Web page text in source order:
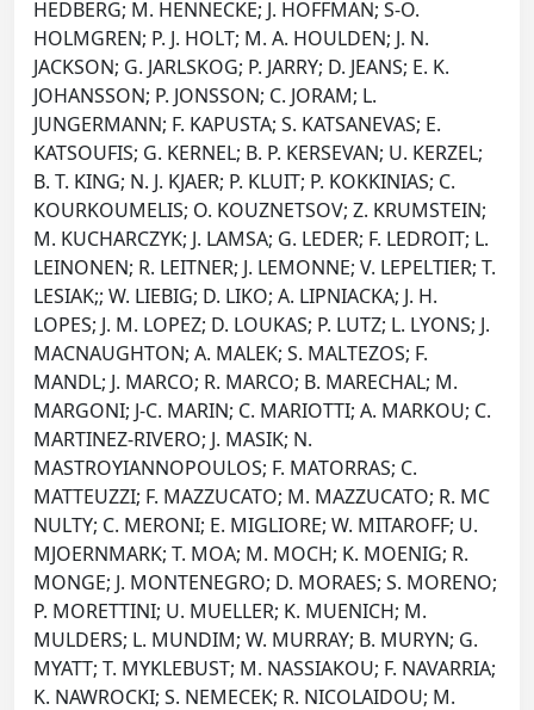
HEDBERG; M. HENNECKE; J. HOFFMAN; S-O.
HOLMGREN; P. J. HOLT; M. A. HOULDEN; J. N.
JACKSON; G. JARLSKOG; P. JARRY; D. JEANS; E. K.
JOHANSSON; P. JONSSON; C. JORAM; L.
JUNGERMANN; F. KAPUSTA; S. KATSANEVAS; E.
KATSOUFIS; G. KERNEL; B. P. KERSEVAN; U. KERZEL;
B. T. KING; N. J. KJAER; P. KLUIT; P. KOKKINIAS; C.
KOURKOUMELIS; O. KOUZNETSOV; Z. KRUMSTEIN;
M. KUCHARCZYK; J. LAMSA; G. LEDER; F. LEDROIT; L.
LEINONEN; R. LEITNER; J. LEMONNE; V. LEPELTIER; T.
LESIAK;; W. LIEBIG; D. LIKO; A. LIPNIACKA; J. H.
LOPES; J. M. LOPEZ; D. LOUKAS; P. LUTZ; L. LYONS; J.
MACNAUGHTON; A. MALEK; S. MALTEZOS; F.
MANDL; J. MARCO; R. MARCO; B. MARECHAL; M.
MARGONI; J-C. MARIN; C. MARIOTTI; A. MARKOU; C.
MARTINEZ-RIVERO; J. MASIK; N.
MASTROYIANNOPOULOS; F. MATORRAS; C.
MATTEUZZI; F. MAZZUCATO; M. MAZZUCATO; R. MC
NULTY; C. MERONI; E. MIGLIORE; W. MITAROFF; U.
MJOERNMARK; T. MOA; M. MOCH; K. MOENIG; R.
MONGE; J. MONTENEGRO; D. MORAES; S. MORENO;
P. MORETTINI; U. MUELLER; K. MUENICH; M.
MULDERS; L. MUNDIM; W. MURRAY; B. MURYN; G.
MYATT; T. MYKLEBUST; M. NASSIAKOU; F. NAVARRIA;
K. NAWROCKI; S. NEMECEK; R. NICOLAIDOU; M.